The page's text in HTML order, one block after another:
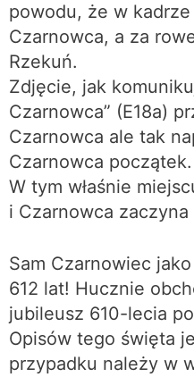
powodu, że w kadrze
Czarnowca, a za
Rzekuń.
Zdjęcie, jak
Czarnowca” (E18a)
Czarnowca ale tak
Czarnowca początek.
W tym właśnie
i Czarnowca
Sam Czarnowiec
612 lat! Hucznie
jubileusz 610-lecia
Opisów tego święta
przypadku należy w